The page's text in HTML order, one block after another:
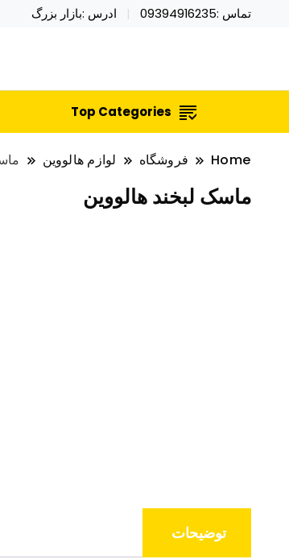
تماس :09394916235 ادرس :بازار بزرگ
نایکر توی فروش عمده
خرید محصولات خاص فیجت اسباب بازی
Top Categories
Home فروشگاه لوازم هالووین
ماسک لبخند هالووین
توضیحات